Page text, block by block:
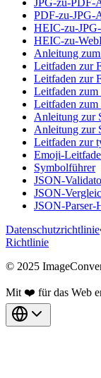
PDF-zu-JPG-
HEIC-zu-
HEIC-zu-
Anleitung
Leitfaden zur
Leitfaden zur
Leitfaden zum
Leitfaden
Anleitung zur
Anleitung zur
Leitfaden zur
Emoji-
Symbolführer
JSON-
JSON-
JSON-Parser-
Datenschutzrichtlinie
Richtlinie
© 2025
Mit ❤️ für das Web